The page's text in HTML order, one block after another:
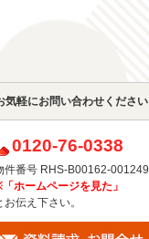
気軽にお問い合わせください
0120-76-0338
件番号 RHS-B00162-001249
ホームページを見た」
お伝え下さい。